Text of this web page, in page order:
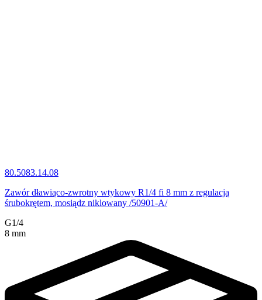
80.5083.14.08
Zawór dławiąco-zwrotny wtykowy R1/4 fi 8 mm z regulacją
śrubokrętem, mosiądz niklowany /50901-A/
G1/4
8 mm